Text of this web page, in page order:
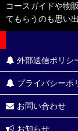
コースガイドや物
てもらうのも思い
外部送信ポリシ
プライバシーポ
お問い合わせ
お知らせ